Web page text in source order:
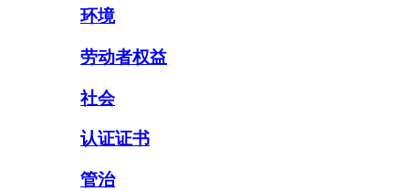
环境
劳动者权益
社会
认证证书
管治